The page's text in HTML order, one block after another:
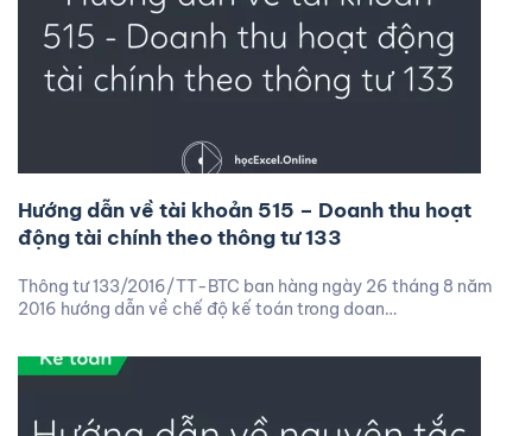
Hướng dẫn về tài khoản 515 – Doanh thu hoạt
động tài chính theo thông tư 133
Thông tư 133/2016/TT-BTC ban hàng ngày 26 tháng 8 năm
2016 hướng dẫn về chế độ kế toán trong doan…